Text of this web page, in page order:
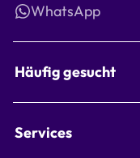
WhatsApp
Häufig gesucht
Services